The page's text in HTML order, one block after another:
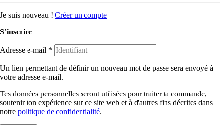
Je suis nouveau ! Créer un compte
S’inscrire
Adresse e-mail *
Un lien permettant de définir un nouveau mot de passe sera envoyé à
votre adresse e-mail.
Tes données personnelles seront utilisées pour traiter ta commande,
soutenir ton expérience sur ce site web et à d'autres fins décrites dans
notre politique de confidentialité.